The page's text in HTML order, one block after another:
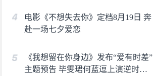
电影《不想失去你》定档8月19日 奔
赴一场七夕爱恋
《我想留在你身边》发布“爱有时差”
主题预告 毕雯珺何蓝逗上演逆时虐